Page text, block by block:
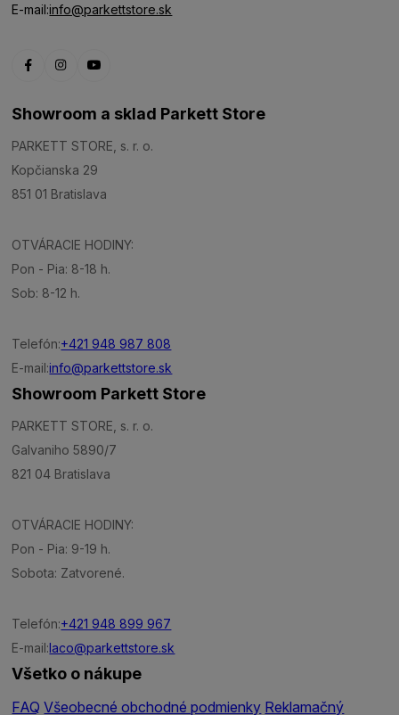
E-mail:info@parkettstore.sk
Showroom a sklad Parkett Store
PARKETT STORE, s. r. o.
Kopčianska 29
851 01 Bratislava
OTVÁRACIE HODINY:
Pon - Pia: 8-18 h.
Sob: 8-12 h.
Telefón:+421 948 987 808
E-mail:info@parkettstore.sk
Showroom Parkett Store
PARKETT STORE, s. r. o.
Galvaniho 5890/7
821 04 Bratislava
OTVÁRACIE HODINY:
Pon - Pia: 9-19 h.
Sobota: Zatvorené.
Telefón:+421 948 899 967
E-mail:laco@parkettstore.sk
Všetko o nákupe
FAQ Všeobecné obchodné podmienky Reklamačný